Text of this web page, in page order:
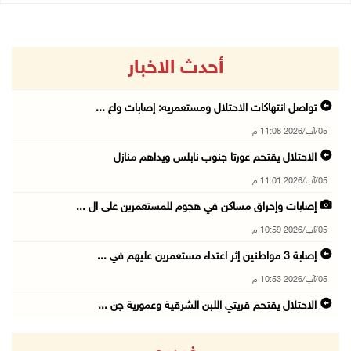
أحدث الاخبار
تواصل انتهاكات الاحتلال ومستعمريه: إصابات واع ...
05/آب/2026 11:08 م
الاحتلال يقتحم عورتا جنوب نابلس ويداهم منازل
05/آب/2026 11:01 م
إصابات وإحراق مساكن في هجوم للمستعمرين على ال ...
05/آب/2026 10:59 م
إصابة 3 مواطنين إثر اعتداء مستعمرين عليهم في ...
05/آب/2026 10:53 م
الاحتلال يقتحم قريتي اللبن الشرقية وعمورية جن ...